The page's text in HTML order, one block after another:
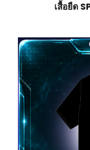
เสื้อยืด